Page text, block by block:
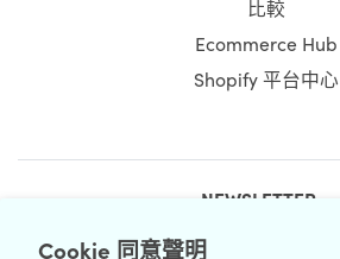
Cookie 同意聲明
比較
Ecommerce Hub
Shopify 平台中心
NEWSLETTER